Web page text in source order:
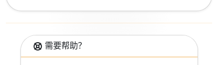
需要帮助？